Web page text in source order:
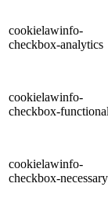
cookielawinfo-
checkbox-analytics
cookielawinfo-
checkbox-functional
cookielawinfo-
checkbox-necessary